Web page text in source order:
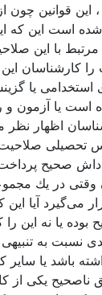
، این قوانین
است این كه
با این
كارشناسان
استخدامی یا
است یا آزمون
اظهار
تحصیلی صلاحیت
صحیح
وقتی در یك
می‌گیرد آیا
بوده یا نه این
نسبت به
باشد یا سایر
ناصحیح یکی از